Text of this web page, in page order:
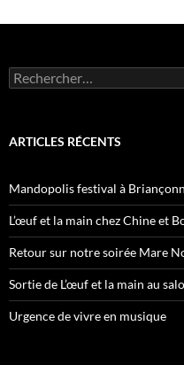
Rechercher :
ARTICLES RÉCENTS
Mandopolis festival à
L’œuf et la main chez Chine et
Retour sur notre soirée Mare
Sortie de L’œuf et la main au
Urgence de vivre en musique